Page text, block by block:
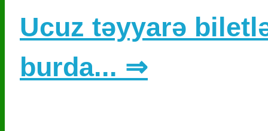
Ucuz təyyarə
burda... ⇒